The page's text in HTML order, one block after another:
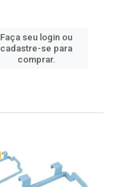
Faça seu login ou
cadastre-se para
comprar.